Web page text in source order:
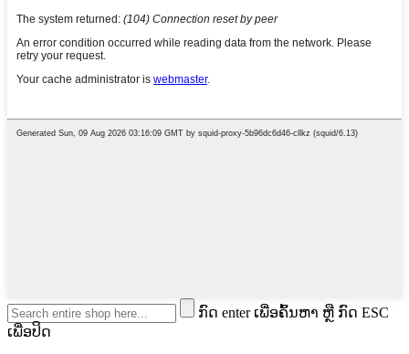
ກົດ enter ເພື່ອຄົ້ນຫາ ຫຼື ກົດ ESC
ເພື່ອປິດ